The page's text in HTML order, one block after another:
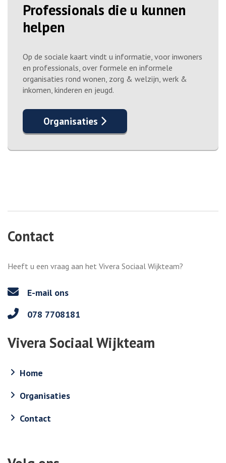
Professionals die u kunnen
helpen
Op de sociale kaart vindt u informatie, voor inwoners
en professionals, over formele en informele
organisaties rond wonen, zorg & welzijn, werk &
inkomen, kinderen en jeugd.
Organisaties
Contact
Heeft u een vraag aan het Vivera Sociaal Wijkteam?
E-mail ons
078 7708181
Vivera Sociaal Wijkteam
Home
Organisaties
Contact